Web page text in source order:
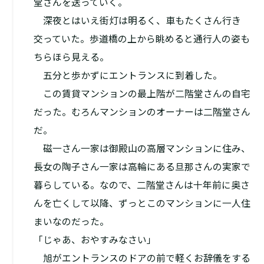
深夜とはいえ街灯は明るく、車もたくさん行き
交っていた。歩道橋の上から眺めると通行人の姿も
ちらほら見える。
五分と歩かずにエントランスに到着した。
この賃貸マンションの最上階が二階堂さんの自宅
だった。むろんマンションのオーナーは二階堂さん
だ。
磁一さん一家は御殿山の高層マンションに住み、
長女の陶子さん一家は高輪にある旦那さんの実家で
暮らしている。なので、二階堂さんは十年前に奥さ
んを亡くして以降、ずっとこのマンションに一人住
まいなのだった。
「じゃあ、おやすみなさい」
旭がエントランスのドアの前で軽くお辞儀をする